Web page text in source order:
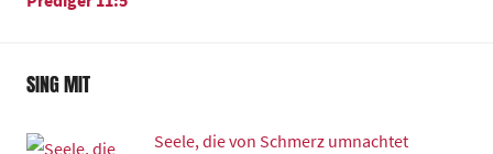
SING MIT
Seele, die von Schmerz umnachtet